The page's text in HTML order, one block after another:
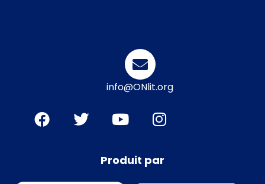
info@ONlit.org
Produit par